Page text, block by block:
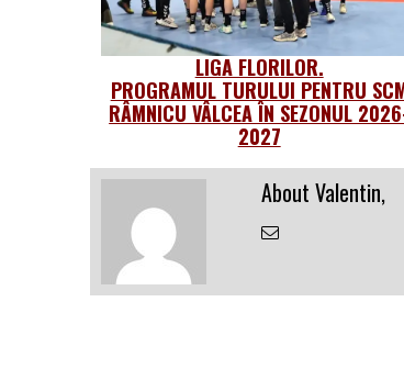
LIGA FLORILOR.
PROGRAMUL TURULUI PENTRU
RÂMNICU VÂLCEA ÎN SEZONUL
2027
About Valentin,
Email